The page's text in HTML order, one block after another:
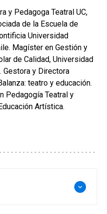
y Pedagoga Teatral UC,
de la Escuela de
Universidad
Magíster en Gestión y
de Calidad, Universidad
Gestora y Directora
teatro y educación.
Pedagogía Teatral y
Artística.
keyboard_arrow_down